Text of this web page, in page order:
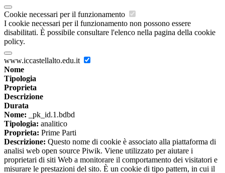
Cookie necessari per il funzionamento
I cookie necessari per il funzionamento non possono essere
disabilitati. È possibile consultare l'elenco nella pagina della cookie
policy.
www.iccastellalto.edu.it
Nome
Tipologia
Proprieta
Descrizione
Durata
Nome: _pk_id.1.bdbd
Tipologia: analitico
Proprieta: Prime Parti
Descrizione: Questo nome di cookie è associato alla piattaforma di
analisi web open source Piwik. Viene utilizzato per aiutare i
proprietari di siti Web a monitorare il comportamento dei visitatori e
misurare le prestazioni del sito. È un cookie di tipo pattern, in cui il